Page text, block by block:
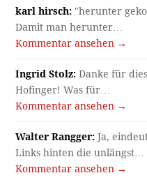
karl hirsch: "herunter
Damit man herunter…
Kommentar ansehen →
Ingrid Stolz: Danke für
Hofinger! Was für…
Kommentar ansehen →
Walter Rangger: Ja,
Links hinten die unlängst…
Kommentar ansehen →